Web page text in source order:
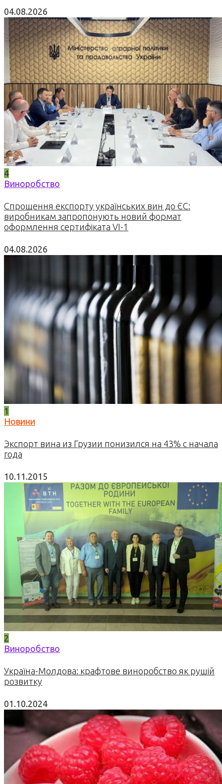
04.08.2026
4
Виноробство
Спрощення експорту українських вин до ЄС:
виробникам запропонують новий формат
оформлення сертифіката VI-1
04.08.2026
1
Новини
Экспорт вина из Грузии понизился на 43% с начала
года
10.11.2015
2
Виноробство
Україна-Молдова: крафтове виноробство як рушій
розвитку
01.10.2024